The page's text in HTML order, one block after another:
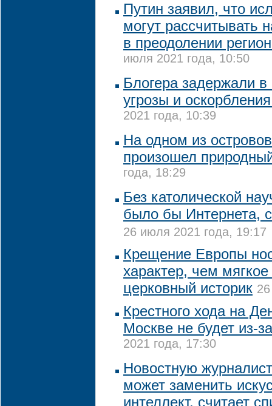
Путин заявил, что
могут рассчитывать
в преодолении
июля 2021 года, 10:50
Блогера задержали в
угрозы и
2021 года, 10:39
На одном из
произошел
года, 18:29
Без католической
было бы Интернета,
26 июля 2021 года, 19:17
Крещение Европы
характер, чем
церковный историк
Крестного хода на
Москве не будет из-
2021 года, 17:30
Новостную
может заменить
интеллект, считает